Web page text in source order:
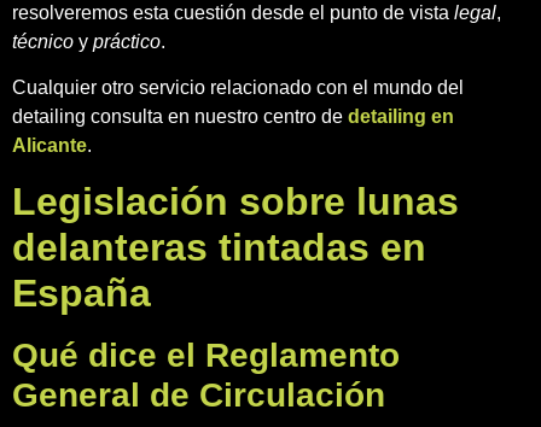
resolveremos esta cuestión desde el punto de vista legal,
técnico y práctico.
Cualquier otro servicio relacionado con el mundo del
detailing consulta en nuestro centro de detailing en
Alicante.
Legislación sobre lunas
delanteras tintadas en
España
Qué dice el Reglamento
General de Circulación